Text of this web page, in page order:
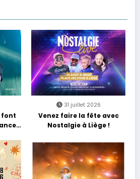
font
31 juillet 2026
Venez faire la fête avec
Nostalgie à Liège !